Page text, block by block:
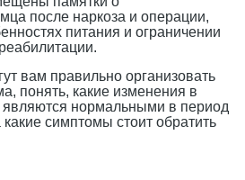
после наркоза и операции,
питания и ограничении
вам правильно организовать
понять, какие изменения в
являются нормальными в период
симптомы стоит обратить